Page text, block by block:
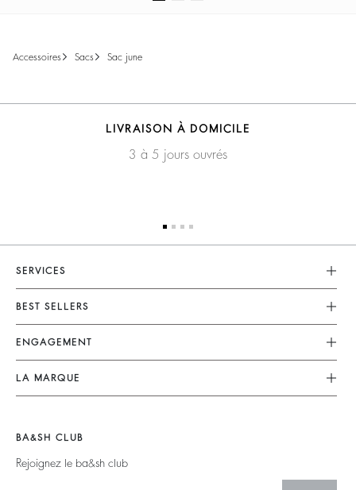
accessoires sacs sac june
LIVRAISON À DOMICILE
3 à 5 jours ouvrés
SERVICES
Service Client
FAQ
Retouches & Réparations
accessibilité
BEST SELLERS
Robes
Combinaisons
Tops & Chemises
Pulls & Cardigans
Dos Nus
ENGAGEMENT
Nos Engagements
Planète
Partenaires
Circularité
LA MARQUE
Barbara & Sharon
125 Et Après
BA&SH CLUB
Rejoignez le ba&sh club